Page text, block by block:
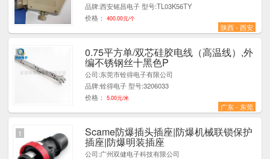
品牌:西安铭昌电子 型号:TL03K56TY
价格：
400.00元/个
陕西 - 西安
0.75平方单/双芯硅胶电线（高温线）,外
编不锈钢丝十黑色P
公司:东莞市铨得电子有限公司
品牌:铨得电子 型号:3206033
价格：
5.00元/米
广东 - 东莞
1
Scame防爆插头插座|防爆机械联锁保护
插座|防爆明装插座
公司:广州双健电子科技有限公司
1